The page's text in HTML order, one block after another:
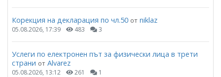
Корекция на декларация по чл.50 от niklaz
05.08.2026, 17:39 483 3
Услеги по електронен път за физически лица в трети
страни от Alvarez
05.08.2026, 13:12 261 1